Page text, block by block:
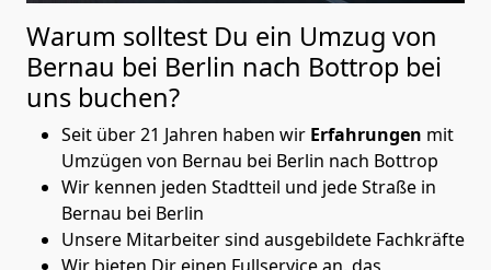
Warum solltest Du ein Umzug von
Bernau bei Berlin nach Bottrop bei
uns buchen?
Seit über 21 Jahren haben wir Erfahrungen mit
Umzügen von Bernau bei Berlin nach Bottrop
Wir kennen jeden Stadtteil und jede Straße in
Bernau bei Berlin
Unsere Mitarbeiter sind ausgebildete Fachkräfte